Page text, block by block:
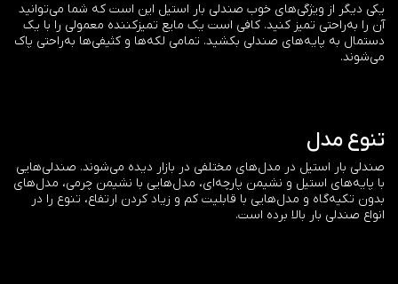
یکی دیگر از ویژگی‌های خوب صندلی بار استیل این است که شما می‌توانید
آن را به‌راحتی تمیز کنید. کافی است یک مایع تمیز‌کننده معمولی را با یک
دستمال به پایه‌های صندلی بکشید. تمامی لکه‌ها و کثیفی‌ها به‌راحتی پاک
می‌شوند.
تنوع مدل
صندلی بار استیل در مدل‌های مختلفی در بازار دیده می‌شوند. صندلی‌هایی
با پایه‌های استیل و نشیمن پارچه‌ای، مدل‌هایی با نشیمن چرمی، مدل‌های
بدون تکیه‌گاه و مدل‌هایی با قابلیت کم و زیاد کردن ارتفاع، تنوع را در
انواع صندلی بار بالا برده است.